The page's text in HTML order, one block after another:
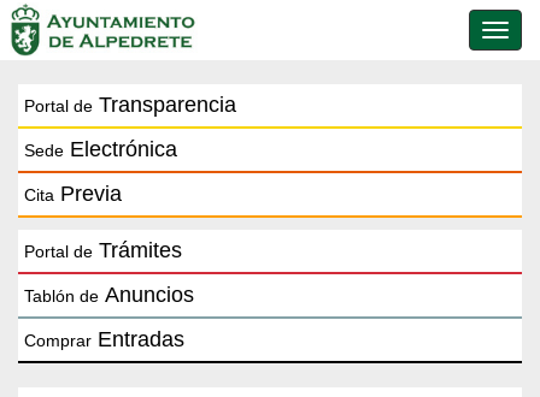
de
Portal de Transparencia
Sede Electrónica
Cita Previa
Portal de Trámites
Tablón de Anuncios
Comprar Entradas